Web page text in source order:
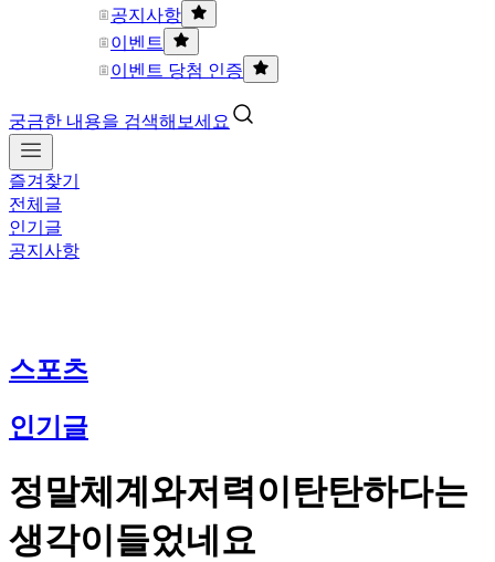
공지사항
이벤트
이벤트 당첨 인증
궁금한 내용을 검색해보세요
즐겨찾기
전체글
인기글
공지사항
스포츠
인기글
정말체계와저력이탄탄하다는
생각이들었네요